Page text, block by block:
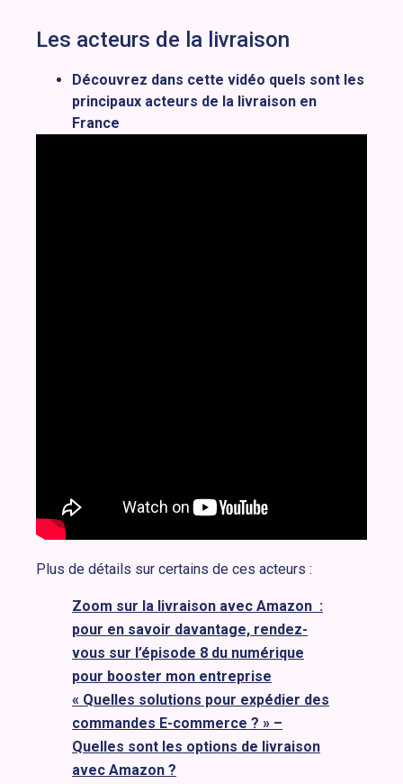
Les acteurs de la livraison
Découvrez dans cette vidéo quels sont les
principaux acteurs de la livraison en
France
Plus de détails sur certains de ces acteurs :
Zoom sur la livraison avec Amazon :
pour en savoir davantage, rendez-
vous sur l’épisode 8 du numérique
pour booster mon entreprise
« Quelles solutions pour expédier des
commandes E-commerce ? » –
Quelles sont les options de livraison
avec Amazon ?